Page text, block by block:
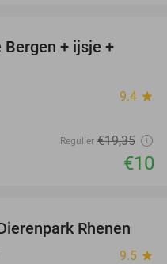
Bergen + ijsje +
9.4 star
Regulier €19,35
€10
19%
Rhenen
9.5 star